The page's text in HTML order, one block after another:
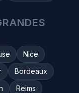
Nice
Bordeaux
Reims